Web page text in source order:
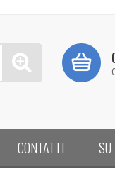
CONTATTI SU